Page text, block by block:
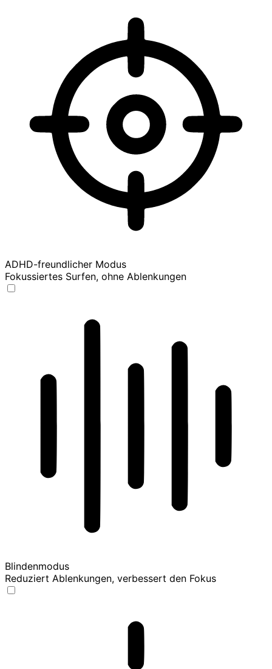
ADHD-freundlicher Modus
Fokussiertes Surfen, ohne Ablenkungen
Blindenmodus
Reduziert Ablenkungen, verbessert den Fokus